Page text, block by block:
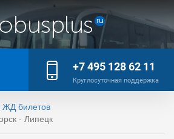
+7 495 128 62 11
Круглосуточная поддержка
билетов
- Липецк